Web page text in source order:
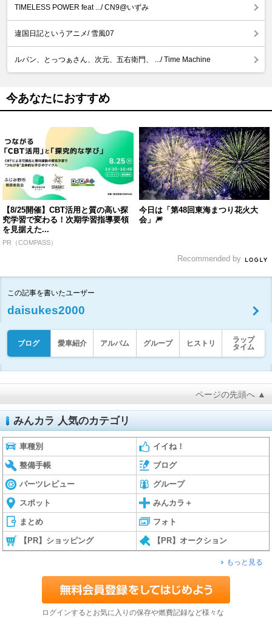
TIMELESS POWER feat .../ CN9@いずみ
違国日記というアニメ/ 雪風07
ルパン、とっつぁさん、次元、五右衛門、 .../ Time Machine
今あなたにおすすめ
【8/25開催】CBT活用と質の高い探
究学習で変わる！次期学習指導要領
を見据えた...
PR（COMPASS）
今日は「第48回東海まつり花火大
会」🎆
Recommended by
この記事を書いたユーザー
daisukes2000
ブログ 愛車紹介 アルバム グループ ヒストリ
ラップ
タイム
ページの先頭へ ▲
みんカラ 人気のカテゴリ
車種別 イイね！
整備手帳 ブログ
パーツレビュー グループ
スポット みんカラ＋
まとめ フォト
【PR】ショッピング 【PR】オークション
もっと見る
ログインするとお気に入りの保存や燃費記録など様々な